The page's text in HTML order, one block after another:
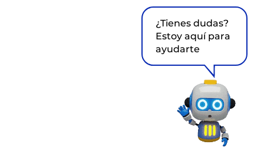
¿Tienes dudas?
Estoy aquí para
ayudarte